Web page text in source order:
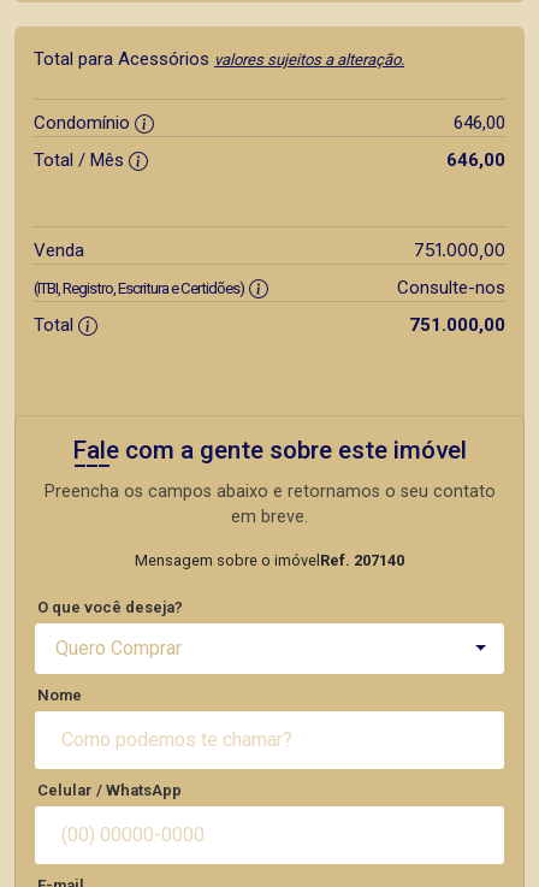
Total para Acessórios valores sujeitos a alteração.
Condomínio
646,00
Total / Mês
646,00
Venda 751.000,00
(ITBI, Registro, Escritura e Certidões)
Consulte-nos
Total
751.000,00
Fale com a gente sobre este imóvel
Preencha os campos abaixo e retornamos o seu contato
em breve.
Mensagem sobre o imóvel Ref. 207140
O que você deseja?
Quero Comprar
Nome
Celular / WhatsApp